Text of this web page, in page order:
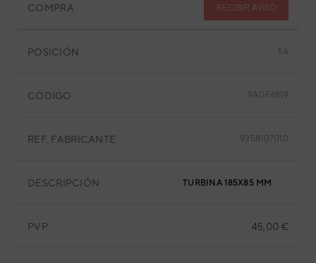
COMPRA RECIBIR AVISO
POSICIÓN 56
CÓDIGO 9AGF4819
REF. FABRICANTE 9358107010
DESCRIPCIÓN TURBINA 185X85 MM
PVP 45,00 €